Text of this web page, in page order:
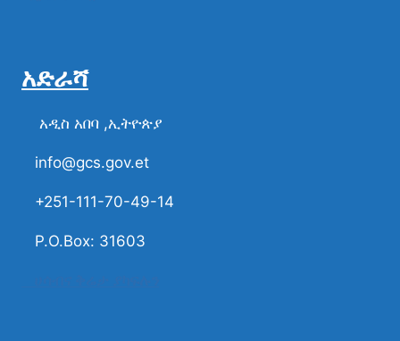
አድራሻ
አዲስ አበባ ,ኢትዮጵያ
info@gcs.gov.et
+251-111-70-49-14
P.O.Box: 31603